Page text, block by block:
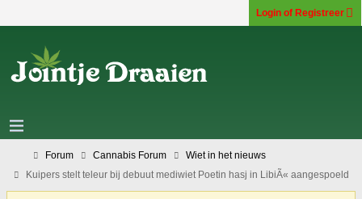
Login of Registreer
Forum Cannabis Forum
Wiet in het nieuws
Kuipers stelt teleur bij debuut mediwiet Poetin hasj in LibiÃ« aangespoeld